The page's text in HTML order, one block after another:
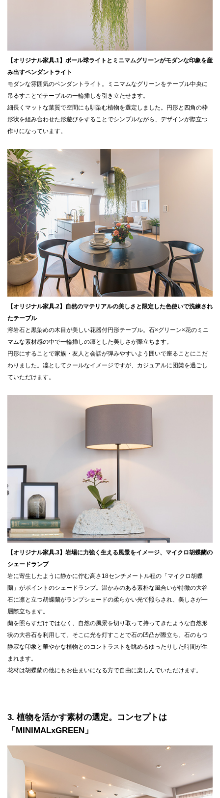
【オリジナル家具.1】ボール球ライトとミニマムグリーンがモダンな印象を産
み出すペンダントライト
モダンな雰囲気のペンダントライト。ミニマムなグリーンをテーブル中央に
吊るすことでテーブルの一輪挿しを引き立たせます。
細長くマットな葉質で空間にも馴染む植物を選定しました。円形と四角の枠
形状を組み合わせた形遊びをすることでシンプルながら、デザインが際立つ
作りになっています。
【オリジナル家具.2】自然のマテリアルの美しさと限定した色使いで洗練され
たテーブル
溶岩石と黒染めの木目が美しい花器付円形テーブル。石×グリーン×花のミニ
マムな素材感の中で一輪挿しの凛とした美しさが際立ちます。
円形にすることで家族・友人と会話が弾みやすいよう囲いで座ることにこだ
わりました。凜としてクールなイメージですが、カジュアルに団欒を過ごし
ていただけます。
【オリジナル家具.3】岩場に力強く生える風景をイメージ、マイクロ胡蝶蘭の
シェードランプ
岩に寄生したように静かに佇む高さ18センチメートル程の「マイクロ胡蝶
蘭」がポイントのシェードランプ。温かみのある素朴な風合いが特徴の大谷
石に凛と立つ胡蝶蘭がランプシェードの柔らかい光で照らされ、美しさが一
層際立ちます。
蘭を照らすだけではなく、自然の風景を切り取って持ってきたような自然形
状の大谷石を利用して、そこに光を灯すことで石の凹凸が際立ち、石のもつ
静寂な印象と華やかな植物とのコントラストを眺めるゆったりした時間が生
まれます。
花材は胡蝶蘭の他にもお住まいになる方で自由に楽しんでいただけます。
3 植物を活かす素材の選定。コンセプトは
「MINIMALxGREEN」